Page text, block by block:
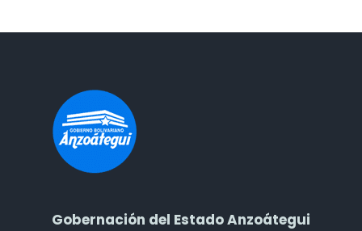
Gobernación del Estado Anzoátegui